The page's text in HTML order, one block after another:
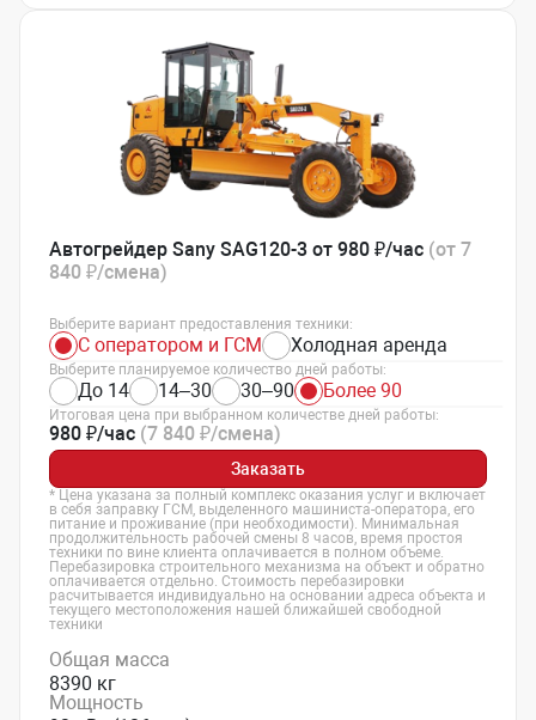
Автогрейдер Sany SAG120-3 от 980 ₽/час (от 7
840 ₽/смена)
Выберите вариант предоставления техники:
С оператором и ГСМ Холодная аренда
Выберите планируемое количество дней работы:
До 14 14–30 30–90 Более 90
Итоговая цена при выбранном количестве дней работы:
980 ₽/час (7 840 ₽/смена)
Заказать
* Цена указана за полный комплекс оказания услуг и включает
в себя заправку ГСМ, выделенного машиниста-оператора, его
питание и проживание (при необходимости). Минимальная
продолжительность рабочей смены 8 часов, время простоя
техники по вине клиента оплачивается в полном объеме.
Перебазировка строительного механизма на объект и обратно
оплачивается отдельно. Стоимость перебазировки
расчитывается индивидуально на основании адреса объекта и
текущего местоположения нашей ближайшей свободной
техники
Общая масса
8390 кг
Мощность